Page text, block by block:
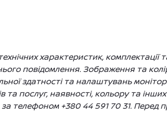
характеристик, комплектації
повідомлення. Зображення та
здатності та налаштувань
послуг, наявності, кольору та
за телефоном +380 44 591 70 31.